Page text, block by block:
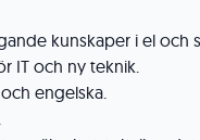
kunskaper i el och
IT och ny teknik.
engelska.